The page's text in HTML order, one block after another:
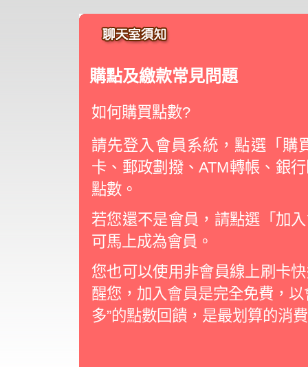
購點及繳款常見問題
如何購買點數?
請先登入會員系統，點選「購
卡、郵政劃撥、ATM轉帳、銀
點數。
若您還不是會員，請點選「加
可馬上成為會員。
您也可以使用非會員線上刷卡
醒您，加入會員是完全免費，
多”的點數回饋，是最划算的消